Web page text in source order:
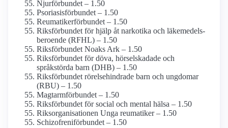
Njurförbundet – 1.50
Psoriasis­förbundet – 1.50
Reumatikerförbundet – 1.50
Riksförbundet för hjälp åt narkotika och läkemedels­
beroende (RFHL) – 1.50
Riksförbundet Noaks Ark – 1.50
Riksförbundet för döva, hörselskadade och
språkstörda barn (DHB) – 1.50
Riksförbundet rörelsehindrade barn och ungdomar
(RBU) – 1.50
Magtarmförbundet – 1.50
Riksförbundet för social och mental hälsa – 1.50
Riksorganisationen Unga reumatiker – 1.50
Schizofreni­förbundet – 1.50